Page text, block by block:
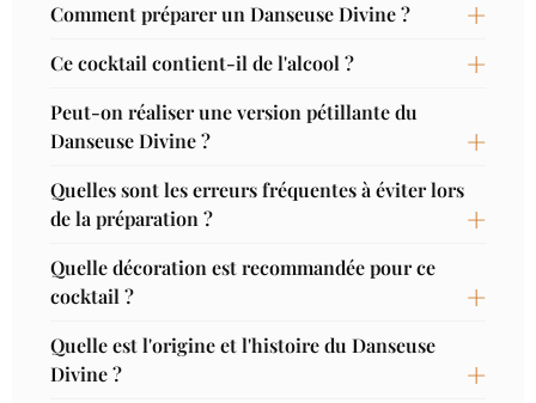
Comment préparer un Danseuse Divine ?
Ce cocktail contient-il de l'alcool ?
Peut-on réaliser une version pétillante du
Danseuse Divine ?
Quelles sont les erreurs fréquentes à éviter lors
de la préparation ?
Quelle décoration est recommandée pour ce
cocktail ?
Quelle est l'origine et l'histoire du Danseuse
Divine ?